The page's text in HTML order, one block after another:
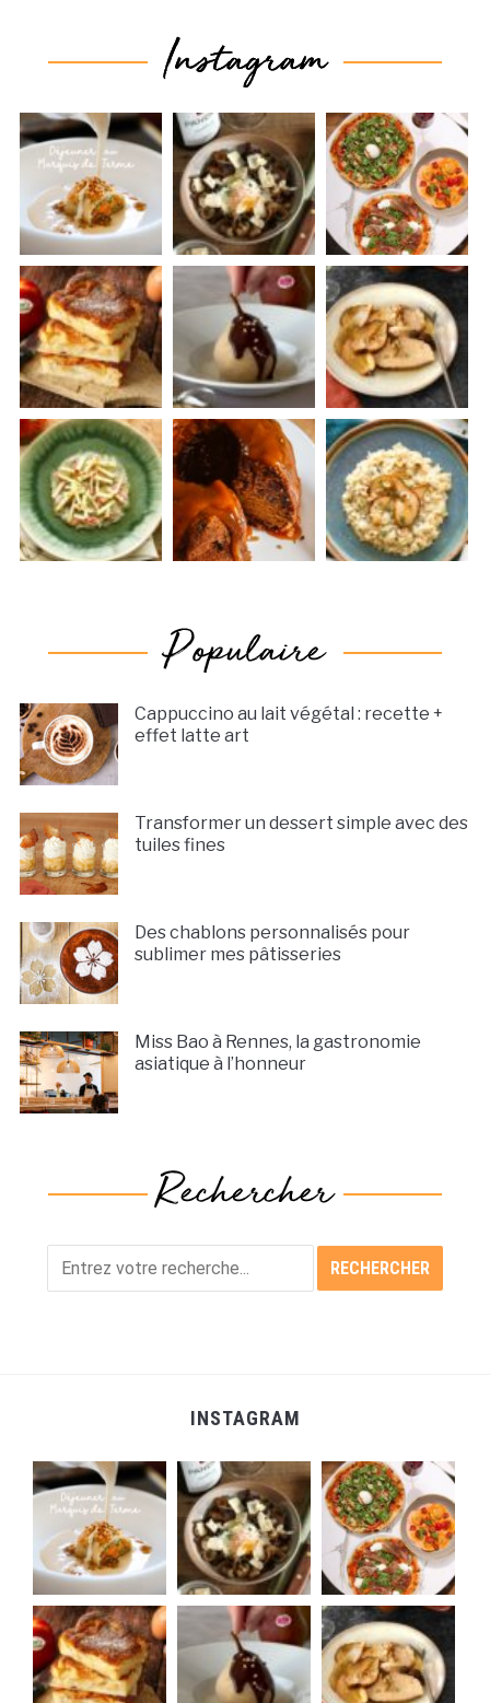
Cappuccino au lait végétal : recette +
effet latte art
Transformer un dessert simple avec des
tuiles fines
Des chablons personnalisés pour
sublimer mes pâtisseries
Miss Bao à Rennes, la gastronomie
asiatique à l’honneur
INSTAGRAM